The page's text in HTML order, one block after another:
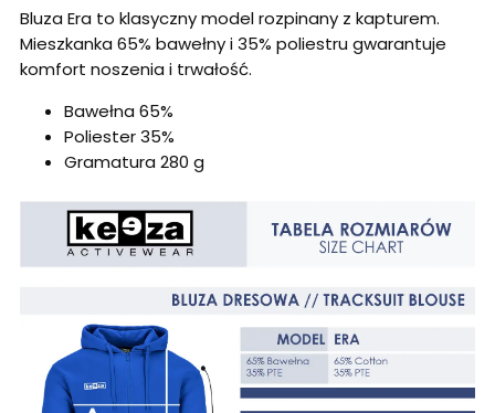
Bluza Era to klasyczny model rozpinany z kapturem.
Mieszkanka 65% bawełny i 35% poliestru gwarantuje
komfort noszenia i trwałość.
Bawełna 65%
Poliester 35%
Gramatura 280 g